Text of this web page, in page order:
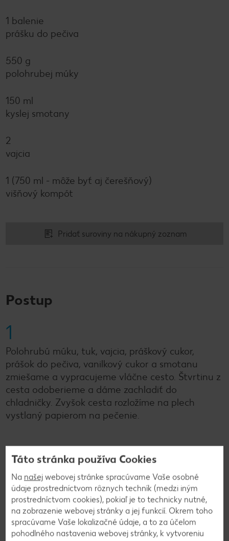
1 balenie
prášku do pečiva
550 g
polohrubej múky
150 ml
kyslej smotany
2
vajcia
1 (750 ml - môže byť aj čerešňový)
višňový kompót
Pridať suroviny na nákupný zoznam
Postup
1
Polohrubú múku, tuk, vajcia, práškový cukor,
prášok do pečiva, vanilkový cukor a smotanu
zmiešame a vypracujeme vláčne cesto. Štvrtinu z
cesta odoberieme a dáme zachladiť do
chladničky. Zvyšok cesta rozložíme na plech
vystlaný papierom na pečenie.
2
Na cesto poukladáme vykôstkované višne. Do
šťavy z višňového kompótu pridáme džem a Zlatý
klas a za stáleho miešania uvaríme puding.
Necháme ho trochu vychladnúť a následne
rovnomerne nalejeme na cesto.
Táto stránka používa Cookies
Na našej webovej stránke spracúvame Vaše osobné
údaje prostredníctvom rôznych techník (medzi iným
prostredníctvom cookies), pokiaľ je to technicky nutné,
na zobrazenie webovej stránky a jej funkcií. Okrem toho
spracúvame Vaše lokalizačné údaje, a to za účelom
pohodlného nastavenia webovej stránky, k vytvoreniu